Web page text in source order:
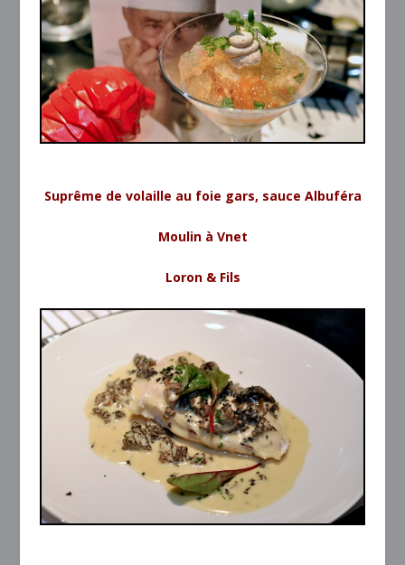
Suprême de volaille au foie gars, sauce Albuféra
Moulin à Vnet
Loron & Fils